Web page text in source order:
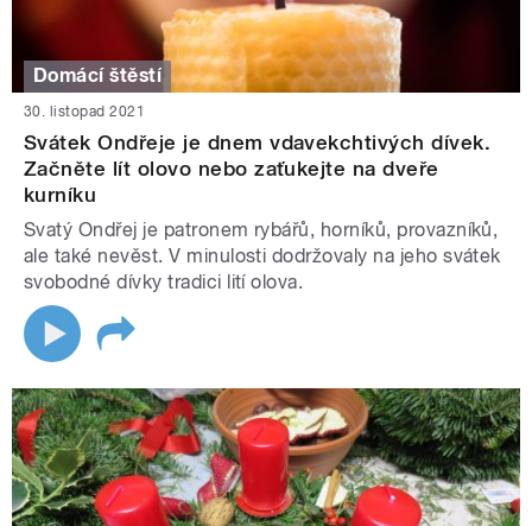
Domácí štěstí
30. listopad 2021
Svátek Ondřeje je dnem vdavekchtivých dívek.
Začněte lít olovo nebo zaťukejte na dveře
kurníku
Svatý Ondřej je patronem rybářů, horníků, provazníků,
ale také nevěst. V minulosti dodržovaly na jeho svátek
svobodné dívky tradici lití olova.